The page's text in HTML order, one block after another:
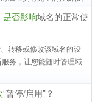
是否影响域名的正常使
转移或修改该域名的设
务，让您能随时管理域
“暂停/启用”？